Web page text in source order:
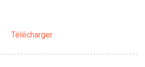
Télécharger